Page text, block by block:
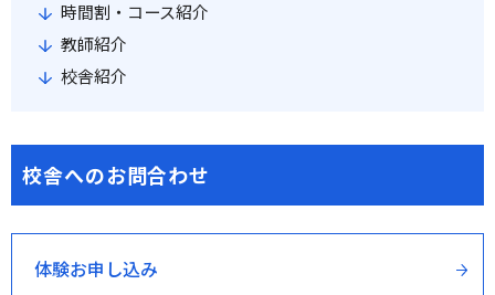
時間割・コース紹介
教師紹介
校舎紹介
校舎へのお問合わせ
体験お申し込み